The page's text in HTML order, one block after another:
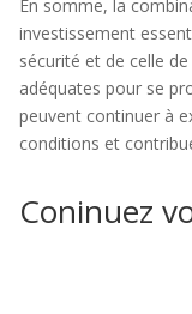
En somme, la
investissement
sécurité et de celle
adéquates pour se
peuvent continuer à
conditions et
Coninuez